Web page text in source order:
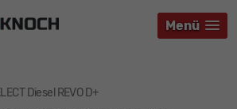
Menü
Menü
Menü
Diesel REVO D+